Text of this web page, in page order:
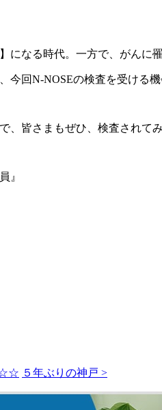
になる時代。一方で、がんに
今回N-NOSEの検査を受ける
、皆さまもぜひ、検査されて
』
５年ぶりの神戸 >